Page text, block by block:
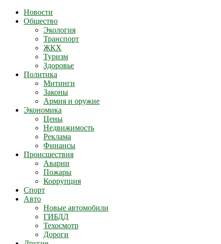
Новости
Общество
Экология
Транспорт
ЖКХ
Туризм
Здоровье
Политика
Митинги
Законы
Армия и оружие
Экономика
Цены
Недвижимость
Реклама
Финансы
Происшествия
Аварии
Пожары
Коррупция
Спорт
Авто
Новые автомобили
ГИБДД
Техосмотр
Дороги